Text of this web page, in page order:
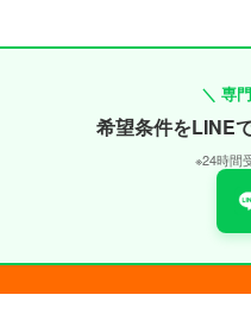
＼ 専
希望条件をLINE
※24時間